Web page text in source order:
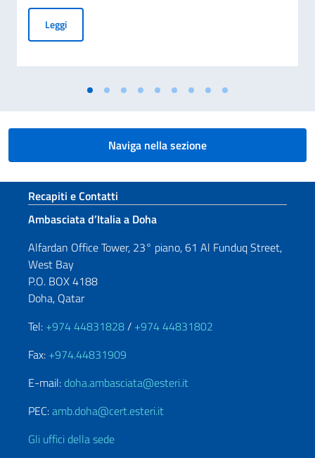
LeggiCerimonia di presentazione delle condoglianze per la
Naviga nella sezione
Sezione footer
Recapiti e Contatti
Ambasciata d’Italia a Doha
Alfardan Office Tower, 23° piano, 61 Al Funduq Street,
West Bay
P.O. BOX 4188
Doha, Qatar
Tel: +974 44831828/ +974 44831802
Fax: +974.44831909
E-mail: doha.ambasciata@esteri.it
PEC:amb.doha@cert.esteri.it
Gli uffici della sede